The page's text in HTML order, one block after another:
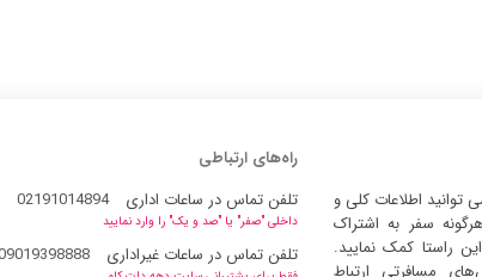
اطلاعات کلی و
سفر به اشتراک
راستا کمک نمایید.
مسافرتی ارتباط
راه‌های ارتباطی
تلفن تماس در ساعات اداری
02191014894
داخلی "صفر" یا "صد و یک" را وارد نمایید
تلفن تماس در ساعات غیراداری